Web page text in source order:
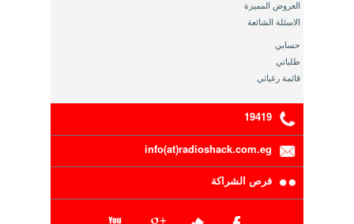
العروض المميزة
الاسئلة الشائعة
حسابي
طلباتي
قائمة رغباتي
19419
info(at)radioshack.com.eg
فرص الشراكة